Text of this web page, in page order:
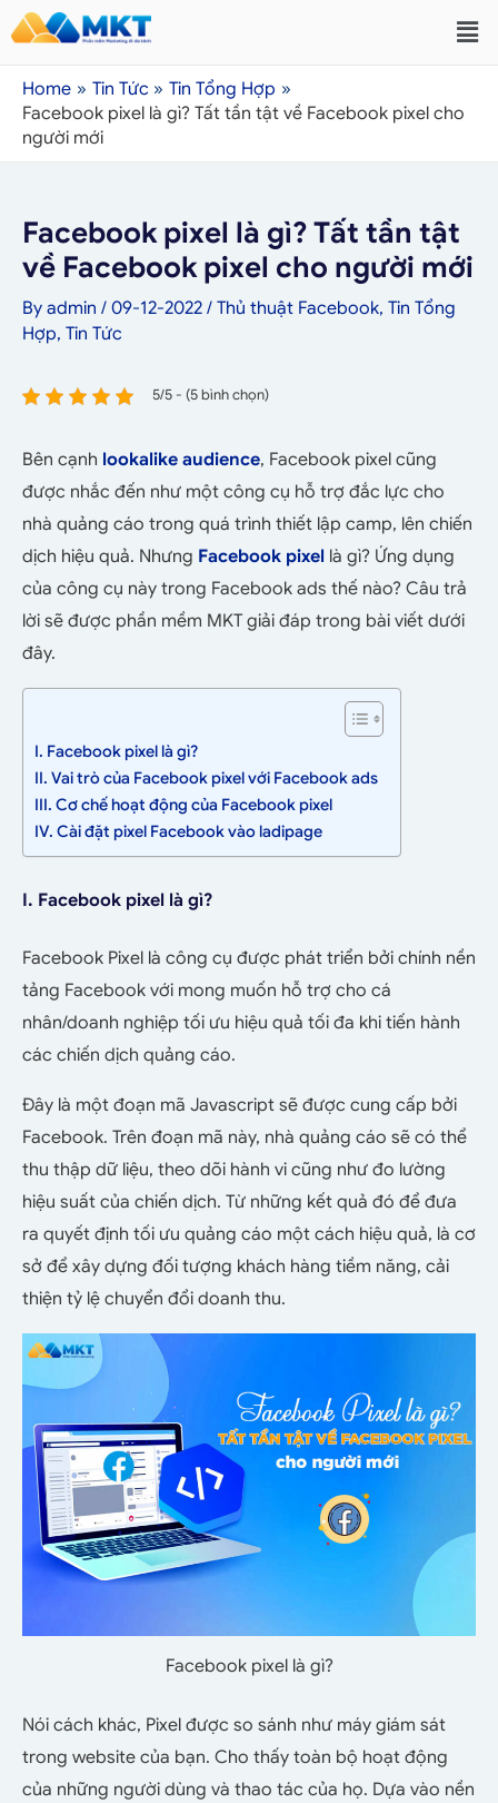
Home Tin Tức
Tin Tổng Hợp
Facebook pixel là gì? Tất tần tật về Facebook pixel cho
người mới
Facebook pixel là gì? Tất tần tật
về Facebook pixel cho người mới
By admin / 09-12-2022 / Thủ thuật Facebook, Tin Tổng
Hợp, Tin Tức
5/5 - (5 bình chọn)
Bên cạnh lookalike audience, Facebook pixel cũng
được nhắc đến như một công cụ hỗ trợ đắc lực cho
nhà quảng cáo trong quá trình thiết lập camp, lên chiến
dịch hiệu quả. Nhưng Facebook pixel là gì? Ứng dụng
của công cụ này trong Facebook ads thế nào? Câu trả
lời sẽ được phần mềm MKT giải đáp trong bài viết dưới
đây.
I. Facebook pixel là gì?
II. Vai trò của Facebook pixel với Facebook ads
III. Cơ chế hoạt động của Facebook pixel
IV. Cài đặt pixel Facebook vào ladipage
I. Facebook pixel là gì?
Facebook Pixel là công cụ được phát triển bởi chính nền
tảng Facebook với mong muốn hỗ trợ cho cá
nhân/doanh nghiệp tối ưu hiệu quả tối đa khi tiến hành
các chiến dịch quảng cáo.
Đây là một đoạn mã Javascript sẽ được cung cấp bởi
Facebook. Trên đoạn mã này, nhà quảng cáo sẽ có thể
thu thập dữ liệu, theo dõi hành vi cũng như đo lường
hiệu suất của chiến dịch. Từ những kết quả đó để đưa
ra quyết định tối ưu quảng cáo một cách hiệu quả, là cơ
sở để xây dựng đối tượng khách hàng tiềm năng, cải
thiện tỷ lệ chuyển đổi doanh thu.
Facebook pixel là gì?
Nói cách khác, Pixel được so sánh như máy giám sát
trong website của bạn. Cho thấy toàn bộ hoạt động
của những người dùng và thao tác của họ. Dựa vào nền